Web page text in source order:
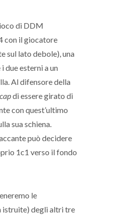
di DDM
con il giocatore
sul lato debole), una
due esterni a un
Al difensore della
di essere girato di
con quest’ultimo
sua schiena.
può decidere
1c1 verso il fondo
le
istruite) degli altri tre